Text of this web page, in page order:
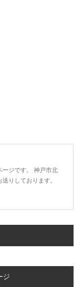
ジです。 神戸市北
りしております。
ジ